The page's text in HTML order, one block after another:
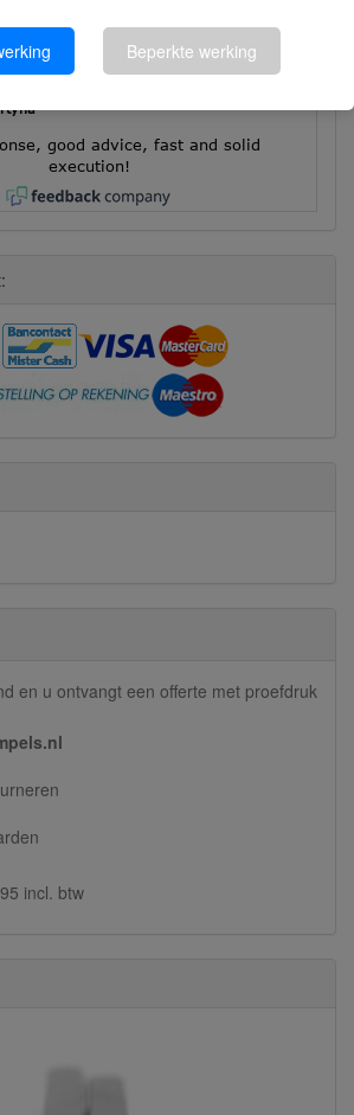
Beperkte werking
8626 beoordelingen
good advice, fast and solid
execution!
en u ontvangt een offerte met proefdruk
incl. btw